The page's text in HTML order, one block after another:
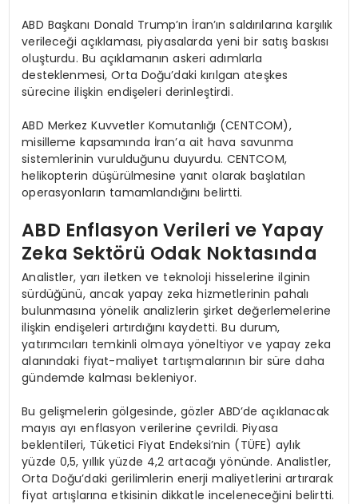
ABD Başkanı Donald Trump’ın İran’ın saldırılarına karşılık
verileceği açıklaması, piyasalarda yeni bir satış baskısı
oluşturdu. Bu açıklamanın askeri adımlarla
desteklenmesi, Orta Doğu’daki kırılgan ateşkes
sürecine ilişkin endişeleri derinleştirdi.
ABD Merkez Kuvvetler Komutanlığı (CENTCOM),
misilleme kapsamında İran’a ait hava savunma
sistemlerinin vurulduğunu duyurdu. CENTCOM,
helikopterin düşürülmesine yanıt olarak başlatılan
operasyonların tamamlandığını belirtti.
ABD Enflasyon Verileri ve Yapay
Zeka Sektörü Odak Noktasında
Analistler, yarı iletken ve teknoloji hisselerine ilginin
sürdüğünü, ancak yapay zeka hizmetlerinin pahalı
bulunmasına yönelik analizlerin şirket değerlemelerine
ilişkin endişeleri artırdığını kaydetti. Bu durum,
yatırımcıları temkinli olmaya yöneltiyor ve yapay zeka
alanındaki fiyat-maliyet tartışmalarının bir süre daha
gündemde kalması bekleniyor.
Bu gelişmelerin gölgesinde, gözler ABD’de açıklanacak
mayıs ayı enflasyon verilerine çevrildi. Piyasa
beklentileri, Tüketici Fiyat Endeksi’nin (TÜFE) aylık
yüzde 0,5, yıllık yüzde 4,2 artacağı yönünde. Analistler,
Orta Doğu’daki gerilimlerin enerji maliyetlerini artırarak
fiyat artışlarına etkisinin dikkatle inceleneceğini belirtti.